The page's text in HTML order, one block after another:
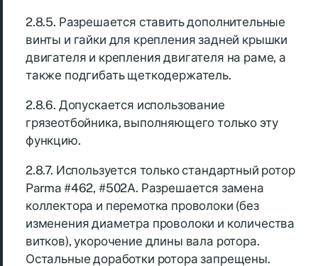
2.8.5. Разрешается ставить дополнительные
винты и гайки для крепления задней крышки
двигателя и крепления двигателя на раме, а
также подгибать щеткодержатель.
2.8.6. Допускается использование
грязеотбойника, выполняющего только эту
функцию.
2.8.7. Используется только стандартный ротор
Parma #462, #502A. Разрешается замена
коллектора и перемотка проволоки (без
изменения диаметра проволоки и количества
витков), укорочение длины вала ротора.
Остальные доработки ротора запрещены.